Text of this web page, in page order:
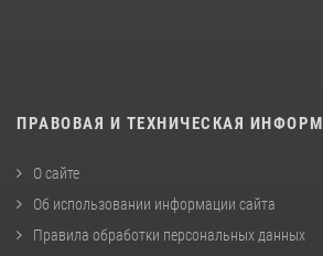
ПРАВОВАЯ И ТЕХНИЧЕСКАЯ
О сайте
Об использовании информации сайта
Правила обработки персональных данных